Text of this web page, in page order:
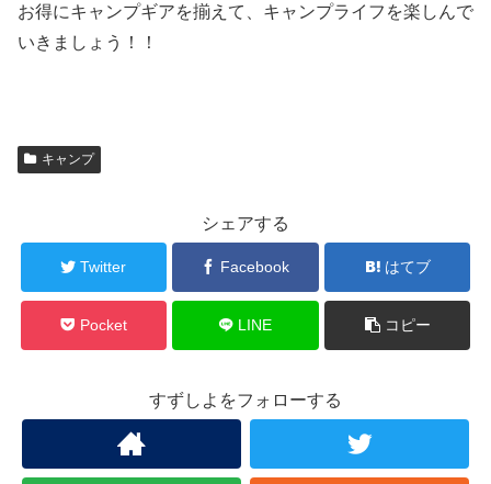
お得にキャンプギアを揃えて、キャンプライフを楽しんで
いきましょう！！
キャンプ
シェアする
Twitter Facebook はてブ
Pocket LINE コピー
すずしよをフォローする